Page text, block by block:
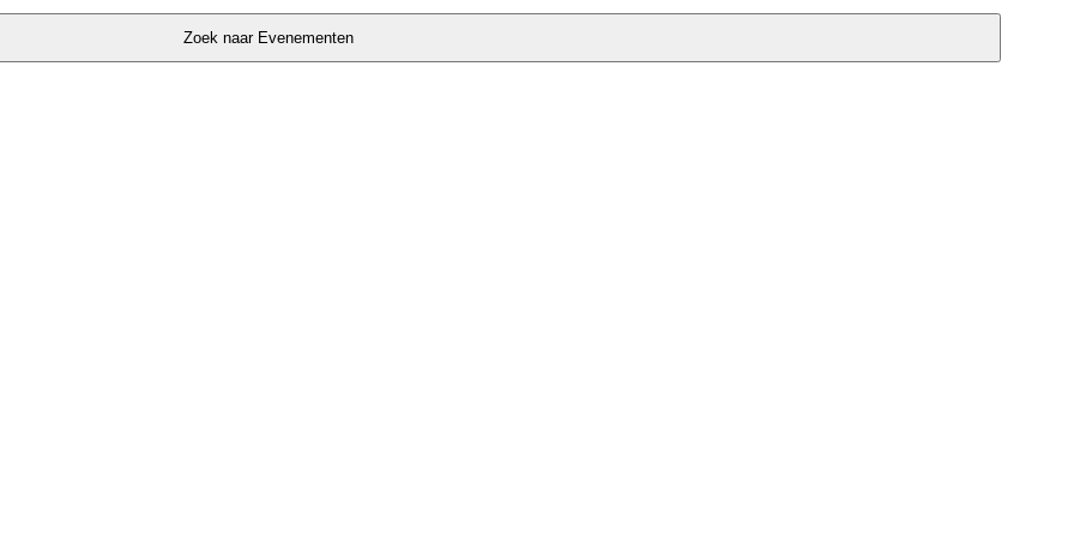
Zoek naar Evenementen